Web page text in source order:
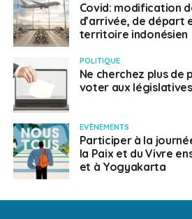
Covid: modification
d’arrivée, de départ
territoire indonésien
POLITIQUE
Ne cherchez plus
voter aux législatives
EVÈNEMENTS
Participer à la
la Paix et du Vivre
et à Yogyakarta